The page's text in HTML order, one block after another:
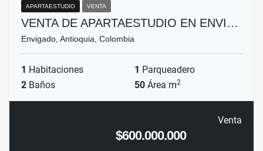
APARTAESTUDIO VENTA
VENTA DE APARTAESTUDIO EN ENVI…
Envigado, Antioquia, Colombia
1 Habitaciones 1 Parqueadero
2 Baños 50 Área m2
Venta
$600.000.000